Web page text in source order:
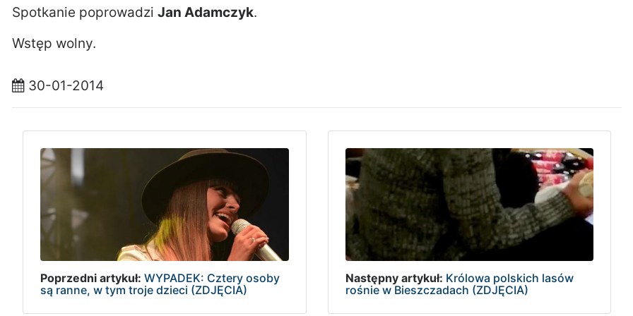
Spotkanie poprowadzi Jan Adamczyk.
Wstęp wolny.
30-01-2014
Poprzedni artykuł: WYPADEK: Cztery osoby
są ranne, w tym troje dzieci (ZDJĘCIA)
Następny artykuł: Królowa polskich lasów
rośnie w Bieszczadach (ZDJĘCIA)